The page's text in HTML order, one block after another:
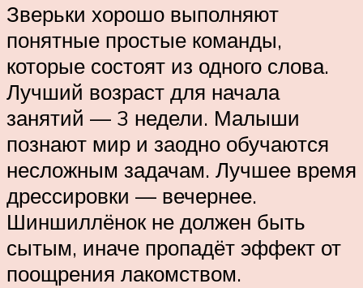
Зверьки хорошо выполняют
понятные простые команды,
которые состоят из одного слова.
Лучший возраст для начала
занятий — 3 недели. Малыши
познают мир и заодно обучаются
несложным задачам. Лучшее время
дрессировки — вечернее.
Шиншиллёнок не должен быть
сытым, иначе пропадёт эффект от
поощрения лакомством.